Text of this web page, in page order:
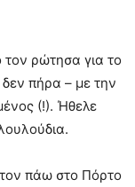
ρώτησα για το
πήρα – με την
(!). Ήθελε
πάω στο Πόρτο